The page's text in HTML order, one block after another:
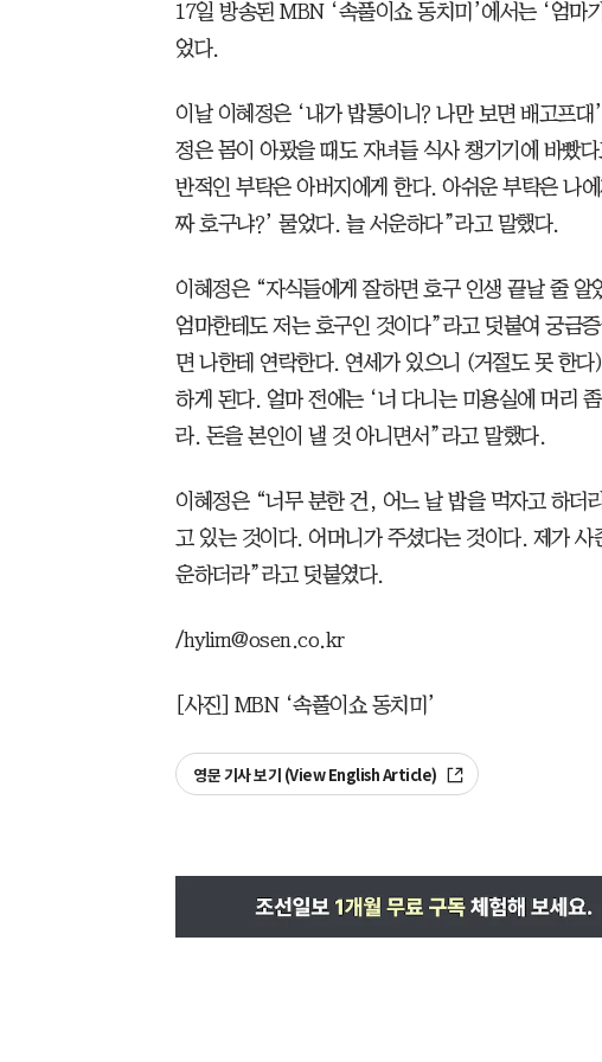
17일 방송된 MBN ‘속풀이쇼 동치미’에서는 ‘엄마
었다.
이날 이혜정은 ‘내가 밥통이니? 나만 보면 배고프
정은 몸이 아팠을 때도 자녀들 식사 챙기기에 바빴
반적인 부탁은 아버지에게 한다. 아쉬운 부탁은 나
짜 호구냐?’ 물었다. 늘 서운하다”라고 말했다.
이혜정은 “자식들에게 잘하면 호구 인생 끝날 줄 알
엄마한테도 저는 호구인 것이다”라고 덧붙여 궁금
면 나한테 연락한다. 연세가 있으니 (거절도 못 한
하게 된다. 얼마 전에는 ‘너 다니는 미용실에 머리
라. 돈을 본인이 낼 것 아니면서”라고 말했다.
이혜정은 “너무 분한 건, 어느 날 밥을 먹자고 하더
고 있는 것이다. 어머니가 주셨다는 것이다. 제가
운하더라”라고 덧붙였다.
/hylim@osen.co.kr
[사진] MBN ‘속풀이쇼 동치미’
영문 기사 보기 (View English Article)